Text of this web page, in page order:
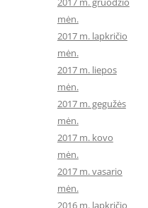
mėn.
2017 m. lapkričio
mėn.
2017 m. liepos
mėn.
2017 m. gegužės
mėn.
2017 m. kovo
mėn.
2017 m. vasario
mėn.
2016 m. lapkričio